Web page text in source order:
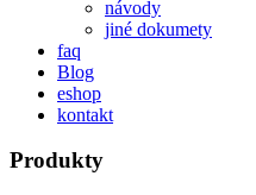
návody
jiné dokumety
faq
Blog
eshop
kontakt
Produkty